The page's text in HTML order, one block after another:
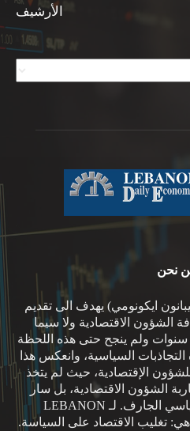
الأرشيف
نحن
ايكونومي) يهدف الى تقديم
الشؤون الاقتصادية ولا سيما
سنوات ولم ينجح حتى هذه اللحظة
السياسية، وانعكس هذا
الإقتصادية، حيث لم يتخذ
الشؤون الاقتصادية، بل سار
والاقتصاد في التيار السياسي الجارف. لـ LEBANON